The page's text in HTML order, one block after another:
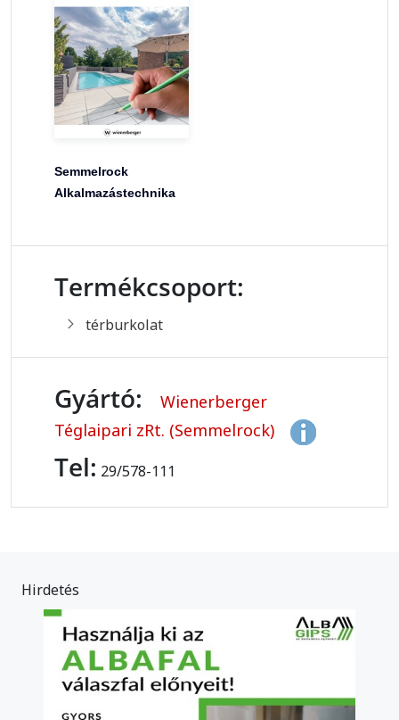
Semmelrock
Alkalmazástechnika
Termékcsoport:
térburkolat
Gyártó:
Wienerberger
Téglaipari zRt. (Semmelrock)
Tel: 29/578-111
Hirdetés